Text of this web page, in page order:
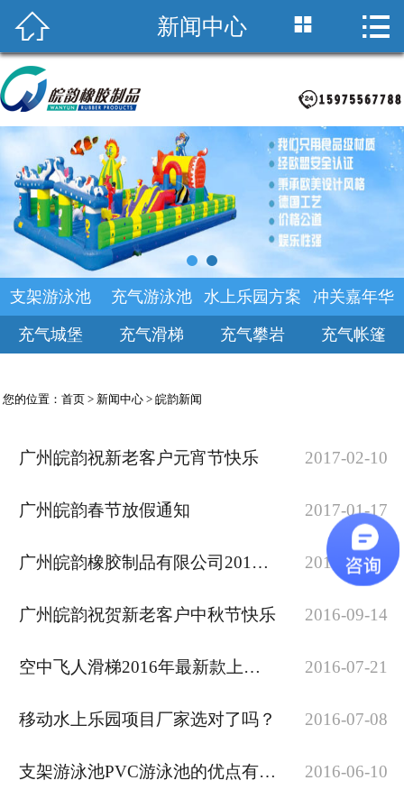
首页
积木海洋池
支架游泳池
产品中心
乐园规划
新闻中心
诚聘英才
 新闻中心  
支架游泳池 充气游泳池 水上乐园方案 冲关嘉年华
充气城堡 充气滑梯 充气攀岩 充气帐篷
您的位置： 首页 > 新闻中心 > 皖韵新闻
广州皖韵祝新老客户元宵节快乐 2017-02-10
广州皖韵春节放假通知 2017-01-17
广州皖韵橡胶制品有限公司2016年国庆放假通知 2016-09-28
广州皖韵祝贺新老客户中秋节快乐 2016-09-14
空中飞人滑梯2016年最新款上市啦! 2016-07-21
移动水上乐园项目厂家选对了吗？ 2016-07-08
支架游泳池PVC游泳池的优点有哪些 2016-06-10